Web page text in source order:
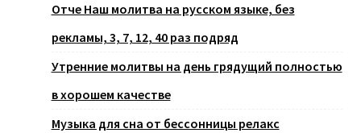
Отче Наш молитва на русском языке, без
рекламы, 3, 7, 12, 40 раз подряд
Утренние молитвы на день грядущий полностью
в хорошем качестве
Музыка для сна от бессонницы релакс